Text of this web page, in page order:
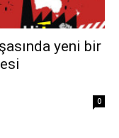
yeni bir
0